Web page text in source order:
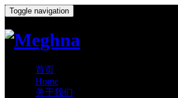
Toggle navigation
首页
Home
关于我们